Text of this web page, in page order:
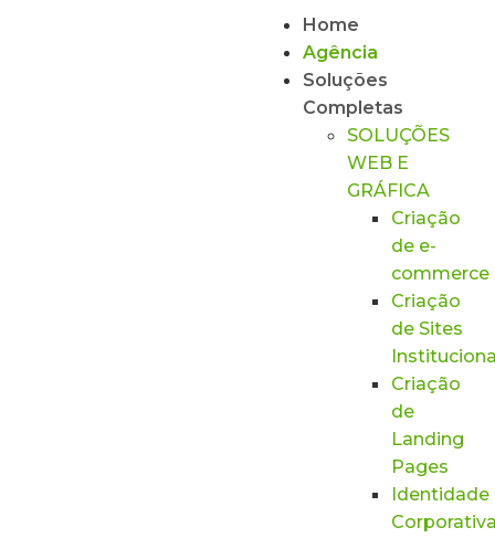
Home
Agência
Soluções
Completas
SOLUÇÕES
WEB E
GRÁFICA
Criação
de e-
commerce
Criação
de Sites
Criação
de
Landing
Pages
Identidade